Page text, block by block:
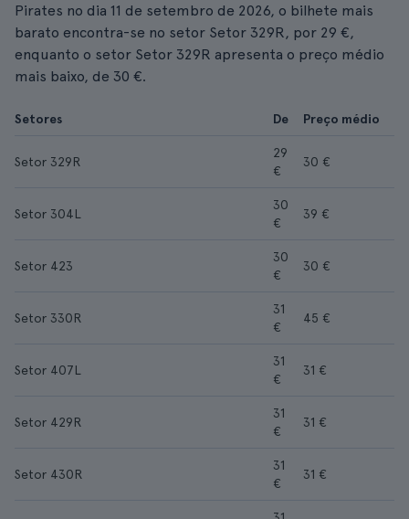
Pirates no dia 11 de setembro de 2026, o bilhete mais
barato encontra-se no setor Setor 329R, por 29 €,
enquanto o setor Setor 329R apresenta o preço médio
mais baixo, de 30 €.
Setores De Preço médio
Setor 329R
29
€
30 €
Setor 304L
30
€
39 €
Setor 423
30
€
30 €
Setor 330R
31
€
45 €
Setor 407L
31
€
31 €
Setor 429R
31
€
31 €
Setor 430R
31
€
31 €